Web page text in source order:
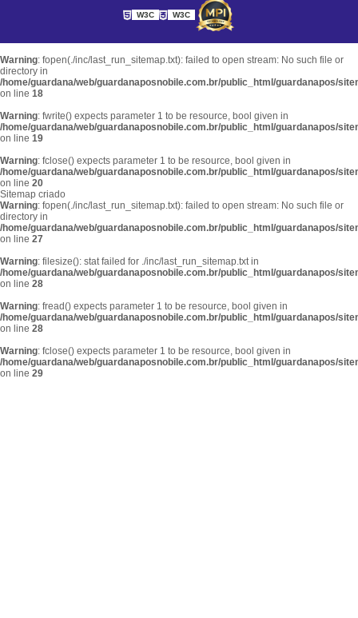
W3C W3C
Warning: fopen(./inc/last_run_sitemap.txt): failed to open stream: No such file or
directory in
/home/guardana/web/guardanaposnobile.com.br/public_html/guardanapos/
on line 18
Warning: fwrite() expects parameter 1 to be resource, bool given in
/home/guardana/web/guardanaposnobile.com.br/public_html/guardanapos/
on line 19
Warning: fclose() expects parameter 1 to be resource, bool given in
/home/guardana/web/guardanaposnobile.com.br/public_html/guardanapos/
on line 20
Sitemap criado
Warning: fopen(./inc/last_run_sitemap.txt): failed to open stream: No such file or
directory in
/home/guardana/web/guardanaposnobile.com.br/public_html/guardanapos/
on line 27
Warning: filesize(): stat failed for ./inc/last_run_sitemap.txt in
/home/guardana/web/guardanaposnobile.com.br/public_html/guardanapos/
on line 28
Warning: fread() expects parameter 1 to be resource, bool given in
/home/guardana/web/guardanaposnobile.com.br/public_html/guardanapos/
on line 28
Warning: fclose() expects parameter 1 to be resource, bool given in
/home/guardana/web/guardanaposnobile.com.br/public_html/guardanapos/
on line 29